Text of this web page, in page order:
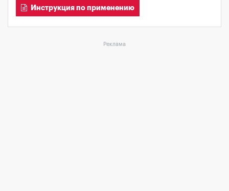
Инструкция по применению
Реклама